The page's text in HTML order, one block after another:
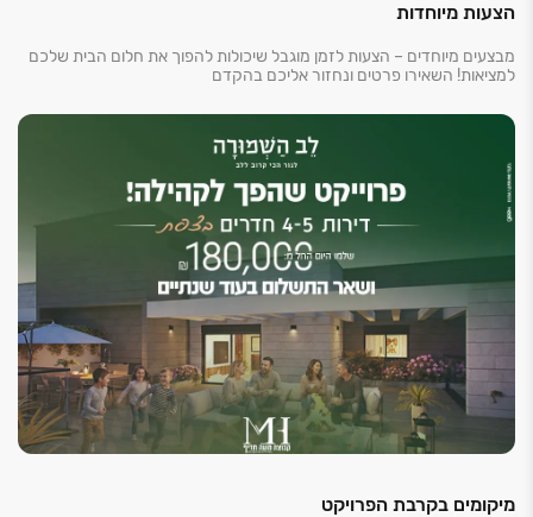
הצעות מיוחדות
מבצעים מיוחדים – הצעות לזמן מוגבל שיכולות להפוך את חלום הבית שלכם
למציאות! השאירו פרטים ונחזור אליכם בהקדם
מיקומים בקרבת הפרויקט